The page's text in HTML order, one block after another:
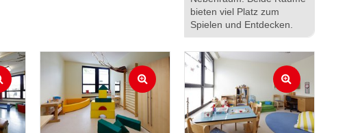
bieten viel Platz zum
Spielen und Entdecken.